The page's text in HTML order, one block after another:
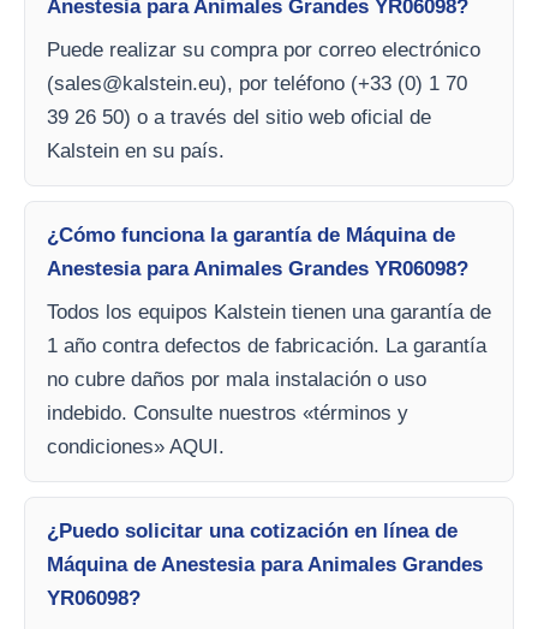
Anestesia para Animales Grandes YR06098?
Puede realizar su compra por correo electrónico
(sales@kalstein.eu), por teléfono (+33 (0) 1 70
39 26 50) o a través del sitio web oficial de
Kalstein en su país.
¿Cómo funciona la garantía de Máquina de
Anestesia para Animales Grandes YR06098?
Todos los equipos Kalstein tienen una garantía de
1 año contra defectos de fabricación. La garantía
no cubre daños por mala instalación o uso
indebido. Consulte nuestros «términos y
condiciones» AQUI.
¿Puedo solicitar una cotización en línea de
Máquina de Anestesia para Animales Grandes
YR06098?